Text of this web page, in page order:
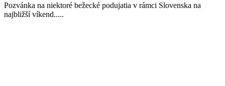
Pozvánka na niektoré bežecké podujatia v rámci Slovenska na
najbližší víkend.....